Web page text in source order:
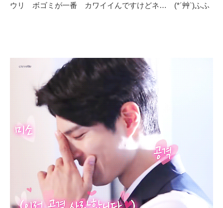
ウリ ボゴミが一番 カワイイんですけどネ… (*´艸`)ふふ